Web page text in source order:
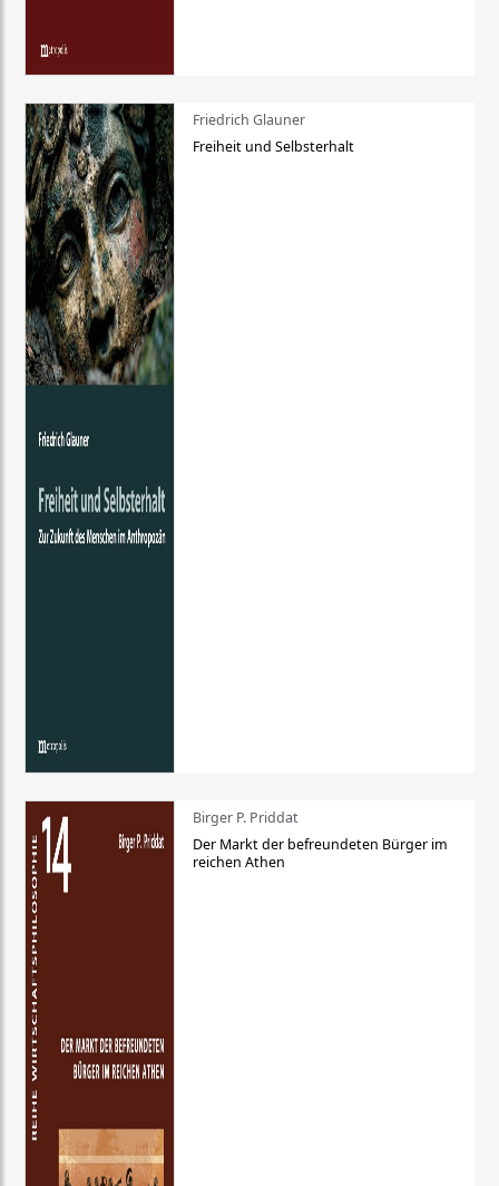
Friedrich Glauner
Freiheit und Selbsterhalt
Birger P. Priddat
Der Markt der befreundeten Bürger im
reichen Athen